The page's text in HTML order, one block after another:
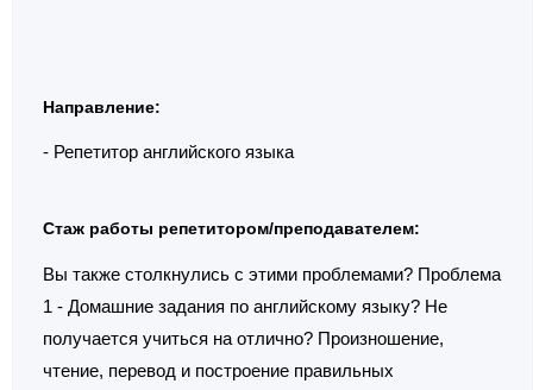
Направление:
- Репетитор английского языка
Стаж работы репетитором/преподавателем:
Вы также столкнулись с этими проблемами? Проблема
1 - Домашние задания по английскому языку? Не
получается учиться на отлично? Произношение,
чтение, перевод и построение правильных